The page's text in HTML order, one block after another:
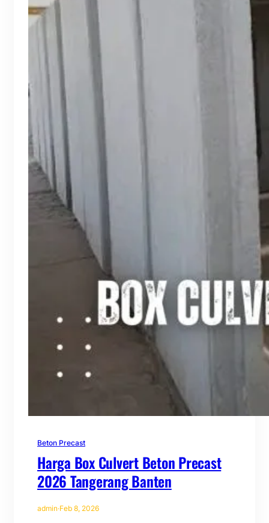
Beton Precast
Harga Box Culvert Beton Precast
2026 Tangerang Banten
admin·Feb 8, 2026